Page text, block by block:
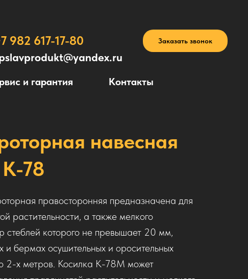
982 617-17-80 Заказать звонок
и гарантия Контакты
навесная
78
правосторонняя предназначена для
растительности, а также мелкого
стеблей которого не превышает 20 мм,
и бермах осушительных и оросительных
2-х метров. Косилка К-78М может